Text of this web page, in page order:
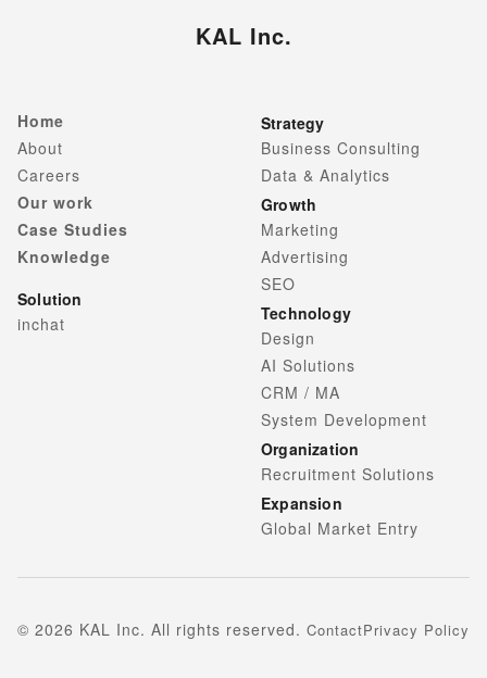
KAL Inc.
Home
About
Careers
Our work
Case Studies
Knowledge
Solution
inchat
Strategy
Business Consulting
Data & Analytics
Growth
Marketing
Advertising
SEO
Technology
Design
AI Solutions
CRM / MA
System Development
Organization
Recruitment Solutions
Expansion
Global Market Entry
© 2026 KAL Inc. All rights reserved. ContactPrivacy Policy